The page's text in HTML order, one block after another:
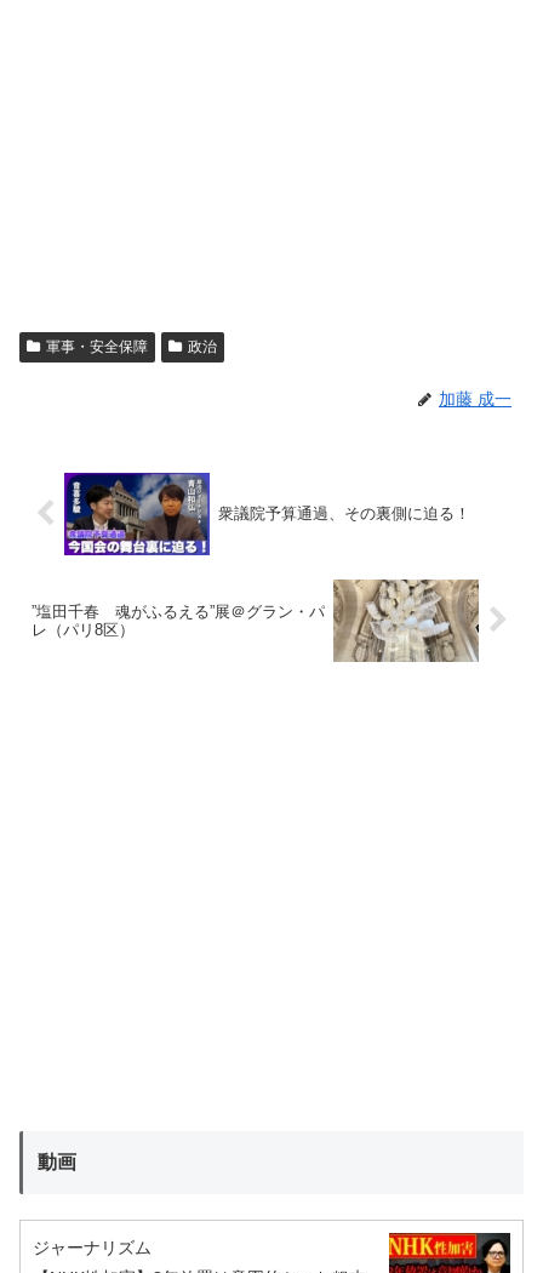
軍事・安全保障 政治
加藤 成一
衆議院予算通過、その裏側に迫る！
”塩田千春 魂がふるえる”展＠グラン・パ
レ（パリ8区）
動画
ジャーナリズム